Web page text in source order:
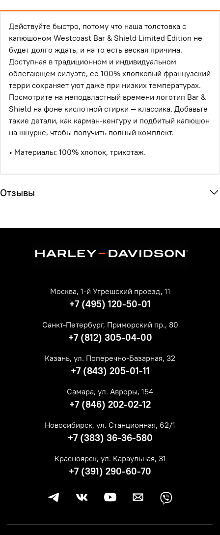
Действуйте быстро, потому что наша толстовка с
капюшоном Westcoast Bar & Shield Limited Edition не
будет долго ждать, и на то есть веская причина.
Доступная в традиционном и индивидуальном
облегающем силуэте, ее 100% хлопковый французский
терри сохраняет уют даже при низких температурах.
Посмотрите на неподвластный времени логотип Bar &
Shield на фоне кислотной стирки — классика. Добавьте
такие детали, как карман-кенгуру и подбитый капюшон
на шнурке, чтобы получить полный комплект.
• Материалы: 100% хлопок, трикотаж.
Отзывы
Москва, 1-й Угрешский проезд, 11
+7 (495) 120-50-01
Санкт-Петербург, Приморский пр., 80
+7 (812) 305-04-00
Казань, ул. Поперечно-Базарная, 32
+7 (843) 205-01-11
Самара, ул. Авроры, 154
+7 (846) 202-02-12
Новосибирск, ул. Станционная, 62/1
+7 (383) 36-36-580
Красноярск, ул. Караульная, 31
+7 (391) 290-60-70